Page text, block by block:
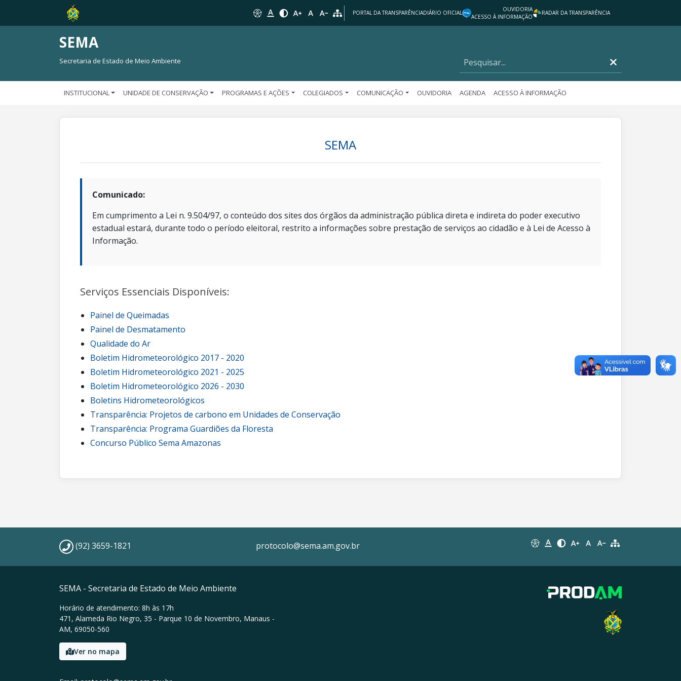
PORTAL DA TRANSPARÊNCIADIÁRIO OFICIAL
OUVIDORIA
ACESSO À INFORMAÇÃO
RADAR DA TRANSPARÊNCIA
SEMA
Secretaria de Estado de Meio Ambiente
INSTITUCIONAL UNIDADE DE CONSERVAÇÃO PROGRAMAS E AÇÕES COLEGIADOS COMUNICAÇÃO OUVIDORIA AGENDA ACESSO À INFORMAÇÃO
SEMA
Comunicado:
Em cumprimento a Lei n. 9.504/97, o conteúdo dos sites dos órgãos da administração pública direta e indireta do poder executivo
estadual estará, durante todo o período eleitoral, restrito a informações sobre prestação de serviços ao cidadão e à Lei de Acesso à
Informação.
Serviços Essenciais Disponíveis:
Painel de Queimadas
Painel de Desmatamento
Qualidade do Ar
Boletim Hidrometeorológico 2017 - 2020
Boletim Hidrometeorológico 2021 - 2025
Boletim Hidrometeorológico 2026 - 2030
Boletins Hidrometeorológicos
Transparência: Projetos de carbono em Unidades de Conservação
Transparência: Programa Guardiões da Floresta
Concurso Público Sema Amazonas
(92) 3659-1821 protocolo@sema.am.gov.br
SEMA - Secretaria de Estado de Meio Ambiente
Horário de atendimento: 8h às 17h
471, Alameda Rio Negro, 35 - Parque 10 de Novembro, Manaus -
AM, 69050-560
Ver no mapa